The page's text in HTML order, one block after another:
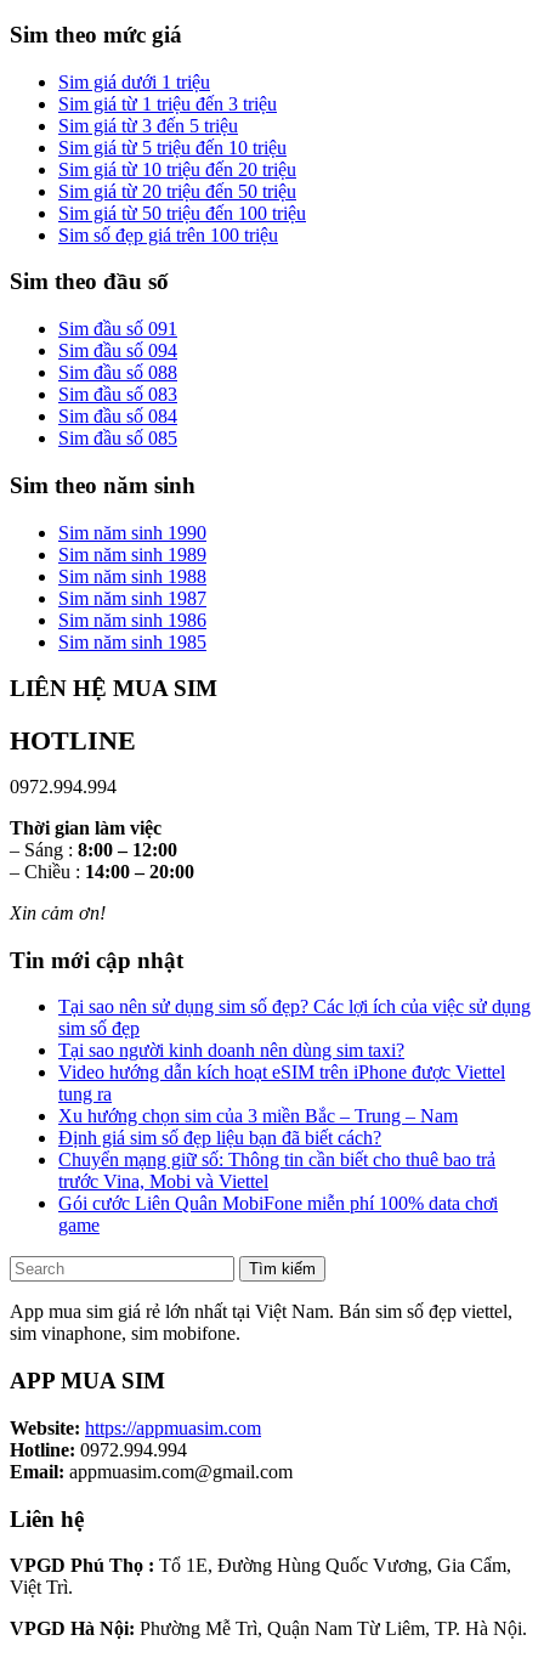
Sim theo mức giá
Sim giá dưới 1 triệu
Sim giá từ 1 triệu đến 3 triệu
Sim giá từ 3 đến 5 triệu
Sim giá từ 5 triệu đến 10 triệu
Sim giá từ 10 triệu đến 20 triệu
Sim giá từ 20 triệu đến 50 triệu
Sim giá từ 50 triệu đến 100 triệu
Sim số đẹp giá trên 100 triệu
Sim theo đầu số
Sim đầu số 091
Sim đầu số 094
Sim đầu số 088
Sim đầu số 083
Sim đầu số 084
Sim đầu số 085
Sim theo năm sinh
Sim năm sinh 1990
Sim năm sinh 1989
Sim năm sinh 1988
Sim năm sinh 1987
Sim năm sinh 1986
Sim năm sinh 1985
LIÊN HỆ MUA SIM
HOTLINE
0972.994.994
Thời gian làm việc
– Sáng : 8:00 – 12:00
– Chiều : 14:00 – 20:00
Xin cảm ơn!
Tin mới cập nhật
Tại sao nên sử dụng sim số đẹp? Các lợi ích của việc sử dụng
sim số đẹp
Tại sao người kinh doanh nên dùng sim taxi?
Video hướng dẫn kích hoạt eSIM trên iPhone được Viettel
tung ra
Xu hướng chọn sim của 3 miền Bắc – Trung – Nam
Định giá sim số đẹp liệu bạn đã biết cách?
Chuyển mạng giữ số: Thông tin cần biết cho thuê bao trả
trước Vina, Mobi và Viettel
Gói cước Liên Quân MobiFone miễn phí 100% data chơi
game
Tìm kiếm
App mua sim giá rẻ lớn nhất tại Việt Nam. Bán sim số đẹp viettel,
sim vinaphone, sim mobifone.
APP MUA SIM
Website: https://appmuasim.com
Hotline: 0972.994.994
Email: appmuasim.com@gmail.com
Liên hệ
VPGD Phú Thọ : Tổ 1E, Đường Hùng Quốc Vương, Gia Cẩm,
Việt Trì.
VPGD Hà Nội: Phường Mễ Trì, Quận Nam Từ Liêm, TP. Hà Nội.